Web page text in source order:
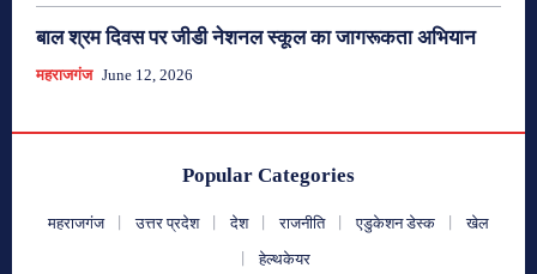
बाल श्रम दिवस पर जीडी नेशनल स्कूल का जागरूकता अभियान
महराजगंज June 12, 2026
Popular Categories
महराजगंज उत्तर प्रदेश देश राजनीति एडुकेशन डेस्क
खेल
हेल्थकेयर